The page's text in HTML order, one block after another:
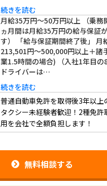
続きを読む
月給35万円～50万円以上 （乗務
ヵ月間は月給35万円の給与保証
す） 「給与保証期間終了後」 月
213,501円～500,000円以上＋諸
業1.5時間の場合) （入社1年目の
ドライバーは…
続きを読む
普通自動車免許を取得後3年以上
タクシー未経験者歓迎！2種免許
用を会社で全額負担します！
無料相談する